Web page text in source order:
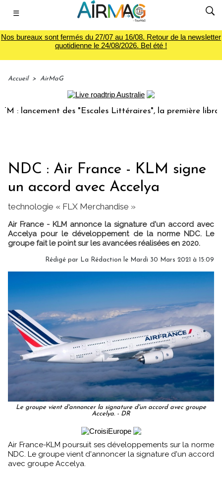
☰
Nos bureaux sont fermés du 27/07 au 16/08. Retour de la newsletter
quotidienne le 24/08/2026. Bel été !
Accueil > AirMaG
des "Escales Littéraires", la première librairie
NDC : Air France - KLM signe
un accord avec Accelya
technologie « FLX Merchandise »
Air France - KLM annonce la signature d'un accord avec
Accelya pour le développement de la norme NDC. Le
groupe fait le point sur les avancées réalisées en 2020.
Rédigé par La Rédaction le Mardi 30 Mars 2021 à 15:09
Le groupe vient d'annoncer la signature d'un accord avec groupe
Accelya. - DR
Air France-KLM poursuit ses développements sur la norme
NDC. Le groupe vient d'annoncer la signature d'un accord
avec groupe Accelya.